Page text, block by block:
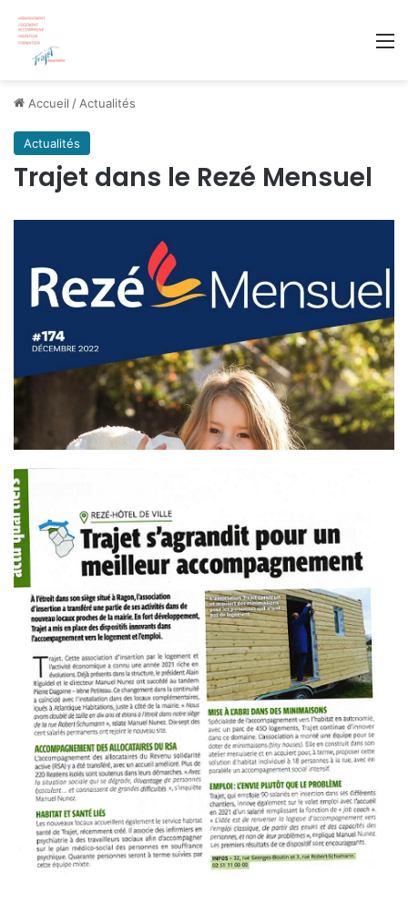
Accueil / Actualités
Actualités
Trajet dans le Rezé Mensuel